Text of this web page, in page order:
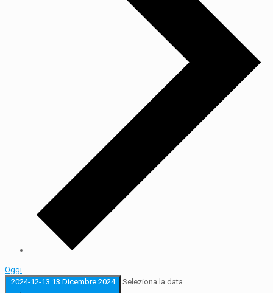
Oggi
2024-12-13 13 Dicembre 2024 Seleziona la data.